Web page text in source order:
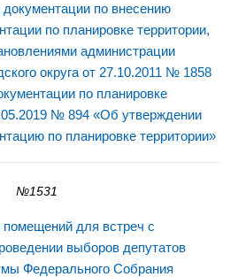
по внесению
по планировке территории,
администрации
округа от 27.10.2011 № 1858
по планировке
№ 894 «Об утверждении
по планировке территории»
№1531
для встреч с
выборов депутатов
Федерального Собрания